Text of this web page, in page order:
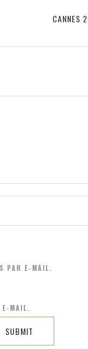
CANNES
PAR E-MAIL.
E-MAIL.